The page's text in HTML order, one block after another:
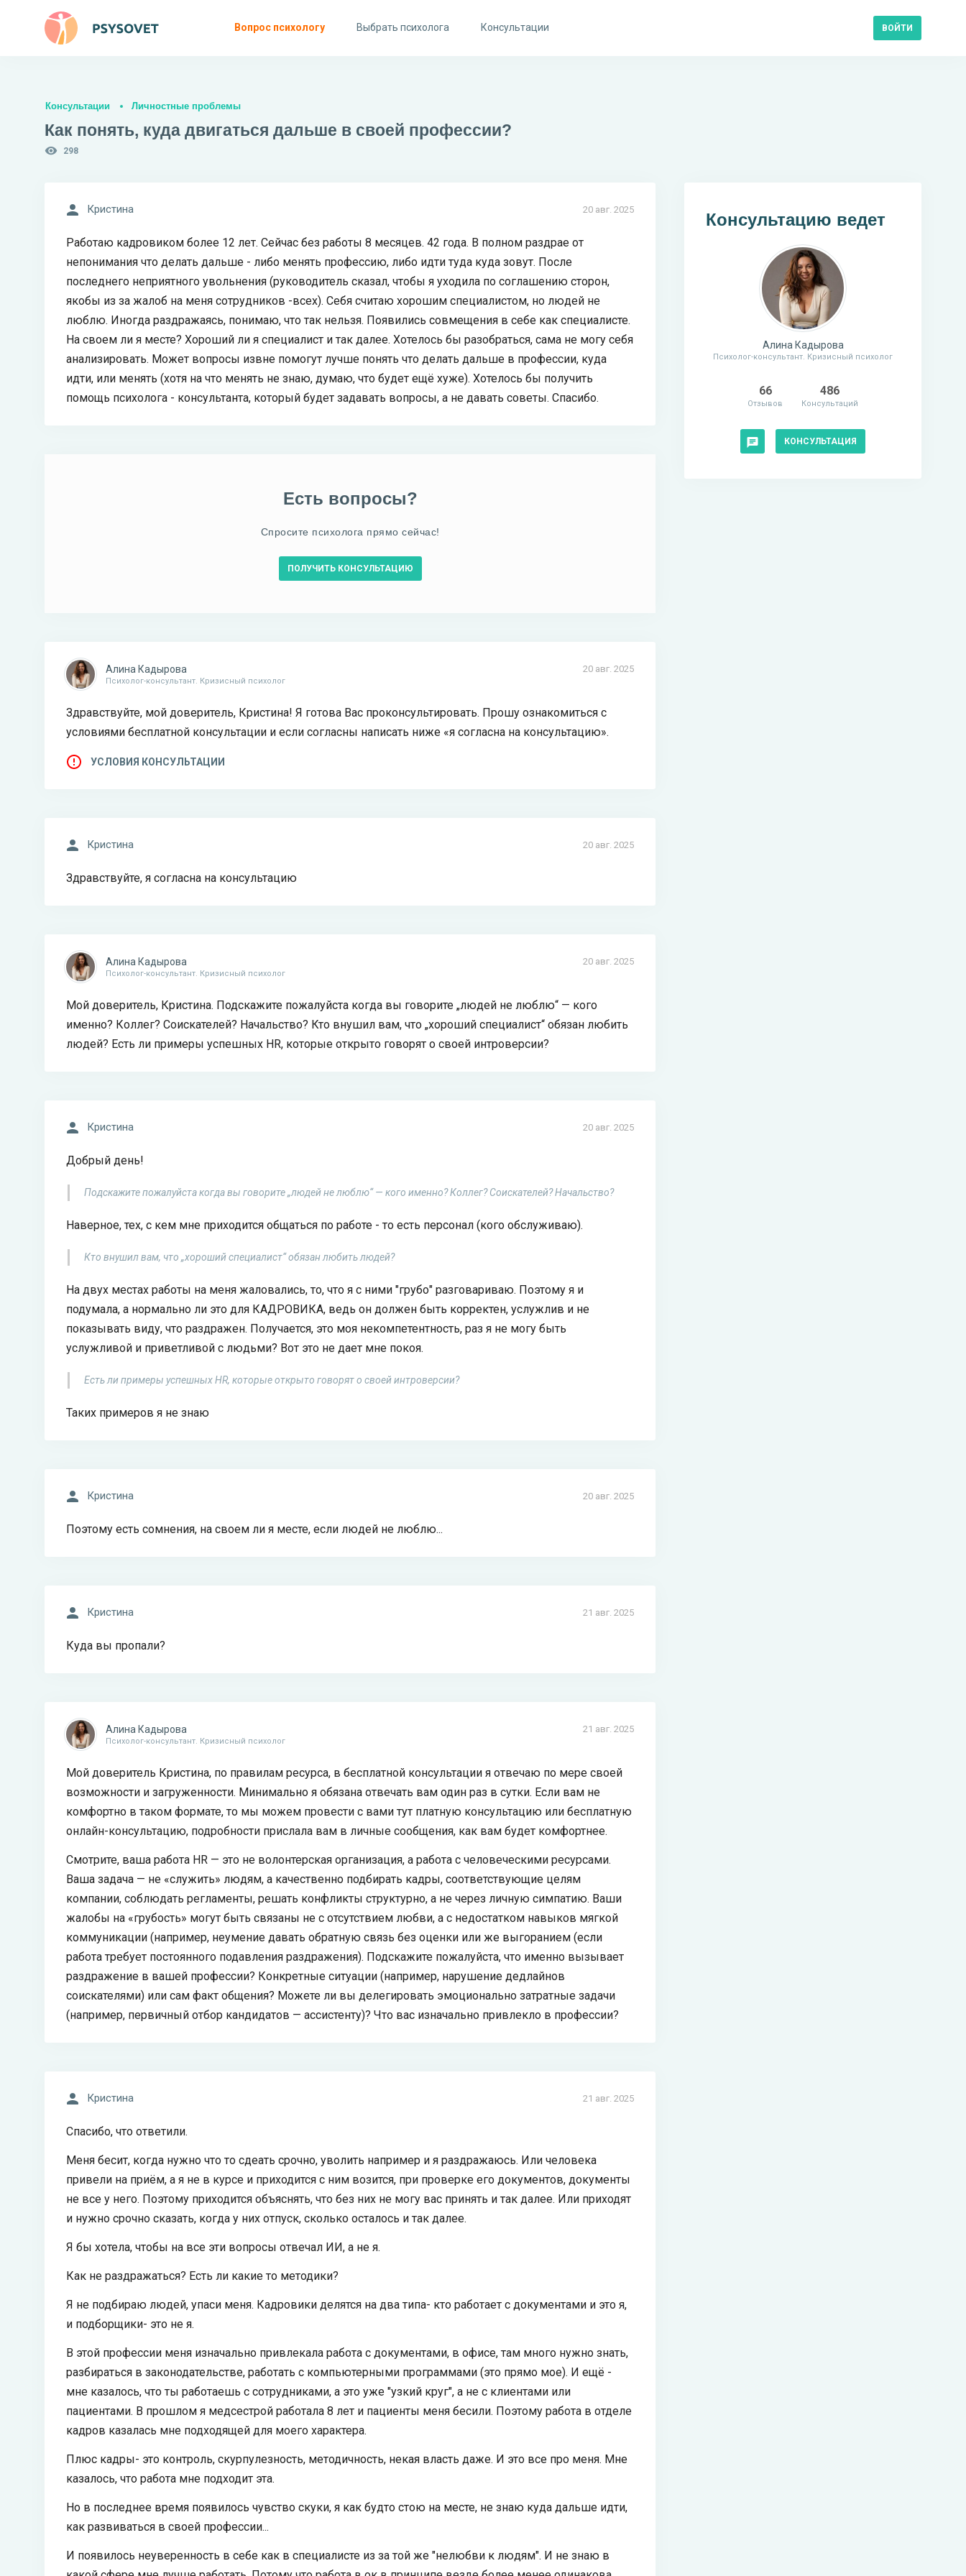
Вопрос психологу Выбрать психолога Консультации ВОЙТИ
Консультации Личностные проблемы
Как понять, куда двигаться дальше в своей профессии?
298
20 авг. 2025
Кристина
Работаю кадровиком более 12 лет. Сейчас без работы 8 месяцев. 42 года. В полном раздрае от
непонимания что делать дальше - либо менять профессию, либо идти туда куда зовут. После
последнего неприятного увольнения (руководитель сказал, чтобы я уходила по соглашению сторон,
якобы из за жалоб на меня сотрудников -всех). Себя считаю хорошим специалистом, но людей не
люблю. Иногда раздражаясь, понимаю, что так нельзя. Появились совмещения в себе как специалисте.
На своем ли я месте? Хороший ли я специалист и так далее. Хотелось бы разобраться, сама не могу себя
анализировать. Может вопросы извне помогут лучше понять что делать дальше в профессии, куда
идти, или менять (хотя на что менять не знаю, думаю, что будет ещё хуже). Хотелось бы получить
помощь психолога - консультанта, который будет задавать вопросы, а не давать советы. Спасибо.
Есть вопросы?
Спросите психолога прямо сейчас!
ПОЛУЧИТЬ КОНСУЛЬТАЦИЮ
20 авг. 2025
Алина Кадырова
Психолог-консультант. Кризисный психолог
Здравствуйте, мой доверитель, Кристина! Я готова Вас проконсультировать. Прошу ознакомиться с
условиями бесплатной консультации и если согласны написать ниже «я согласна на консультацию».
УСЛОВИЯ КОНСУЛЬТАЦИИ
20 авг. 2025
Кристина
Здравствуйте, я согласна на консультацию
20 авг. 2025
Алина Кадырова
Психолог-консультант. Кризисный психолог
Мой доверитель, Кристина. Подскажите пожалуйста когда вы говорите „людей не люблю“ — кого
именно? Коллег? Соискателей? Начальство? Кто внушил вам, что „хороший специалист“ обязан любить
людей? Есть ли примеры успешных HR, которые открыто говорят о своей интроверсии?
20 авг. 2025
Кристина
Добрый день!
Подскажите пожалуйста когда вы говорите „людей не люблю“ — кого именно? Коллег? Соискателей? Начальство?
Наверное, тех, с кем мне приходится общаться по работе - то есть персонал (кого обслуживаю).
Кто внушил вам, что „хороший специалист“ обязан любить людей?
На двух местах работы на меня жаловались, то, что я с ними "грубо" разговариваю. Поэтому я и
подумала, а нормально ли это для КАДРОВИКА, ведь он должен быть корректен, услужлив и не
показывать виду, что раздражен. Получается, это моя некомпетентность, раз я не могу быть
услужливой и приветливой с людьми? Вот это не дает мне покоя.
Есть ли примеры успешных HR, которые открыто говорят о своей интроверсии?
Таких примеров я не знаю
20 авг. 2025
Кристина
Поэтому есть сомнения, на своем ли я месте, если людей не люблю...
21 авг. 2025
Кристина
Куда вы пропали?
21 авг. 2025
Алина Кадырова
Психолог-консультант. Кризисный психолог
Мой доверитель Кристина, по правилам ресурса, в бесплатной консультации я отвечаю по мере своей
возможности и загруженности. Минимально я обязана отвечать вам один раз в сутки. Если вам не
комфортно в таком формате, то мы можем провести с вами тут платную консультацию или бесплатную
онлайн-консультацию, подробности прислала вам в личные сообщения, как вам будет комфортнее.
Смотрите, ваша работа HR — это не волонтерская организация, а работа с человеческими ресурсами.
Ваша задача — не «служить» людям, а качественно подбирать кадры, соответствующие целям
компании, соблюдать регламенты, решать конфликты структурно, а не через личную симпатию. Ваши
жалобы на «грубость» могут быть связаны не с отсутствием любви, а с недостатком навыков мягкой
коммуникации (например, неумение давать обратную связь без оценки или же выгоранием (если
работа требует постоянного подавления раздражения). Подскажите пожалуйста, что именно вызывает
раздражение в вашей профессии? Конкретные ситуации (например, нарушение дедлайнов
соискателями) или сам факт общения? Можете ли вы делегировать эмоционально затратные задачи
(например, первичный отбор кандидатов — ассистенту)? Что вас изначально привлекло в профессии?
21 авг. 2025
Кристина
Спасибо, что ответили.
Меня бесит, когда нужно что то сдеать срочно, уволить например и я раздражаюсь. Или человека
привели на приём, а я не в курсе и приходится с ним возится, при проверке его документов, документы
не все у него. Поэтому приходится объяснять, что без них не могу вас принять и так далее. Или приходят
и нужно срочно сказать, когда у них отпуск, сколько осталось и так далее.
Я бы хотела, чтобы на все эти вопросы отвечал ИИ, а не я.
Как не раздражаться? Есть ли какие то методики?
Я не подбираю людей, упаси меня. Кадровики делятся на два типа- кто работает с документами и это я,
и подборщики- это не я.
В этой профессии меня изначально привлекала работа с документами, в офисе, там много нужно знать,
разбираться в законодательстве, работать с компьютерными программами (это прямо мое). И ещё -
мне казалось, что ты работаешь с сотрудниками, а это уже "узкий круг", а не с клиентами или
пациентами. В прошлом я медсестрой работала 8 лет и пациенты меня бесили. Поэтому работа в отделе
кадров казалась мне подходящей для моего характера.
Плюс кадры- это контроль, скурпулезность, методичность, некая власть даже. И это все про меня. Мне
казалось, что работа мне подходит эта.
Но в последнее время появилось чувство скуки, я как будто стою на месте, не знаю куда дальше идти,
как развиваться в своей профессии...
И появилось неуверенность в себе как в специалисте из за той же "нелюбви к людям". И не знаю в
Консультацию ведет
Алина Кадырова
Психолог-консультант. Кризисный психолог
66
Отзывов
486
Консультаций
КОНСУЛЬТАЦИЯ